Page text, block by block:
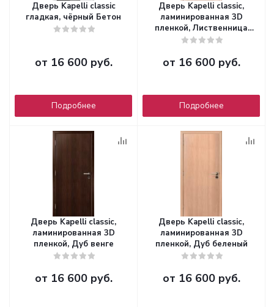
Дверь Kapelli classic
гладкая, чёрный Бетон
от 16 600 руб.
Подробнее
Дверь Kapelli classic,
ламинированная 3D
пленкой, Лиственница
беленая
от 16 600 руб.
Подробнее
Дверь Kapelli classic,
ламинированная 3D
пленкой, Дуб венге
от 16 600 руб.
Дверь Kapelli classic,
ламинированная 3D
пленкой, Дуб беленый
от 16 600 руб.